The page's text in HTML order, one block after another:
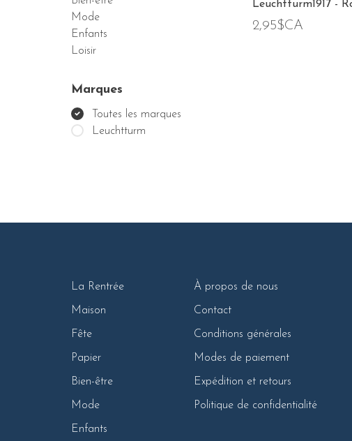
Mode
Enfants
Loisir
Marques
Toutes les marques
Leuchtturm
Leuchtturm1917 -
2,95$CA
La Rentrée
Maison
Fête
Papier
Bien-être
Mode
Enfants
À propos de nous
Contact
Conditions générales
Modes de paiement
Expédition et retours
Politique de confidentialité